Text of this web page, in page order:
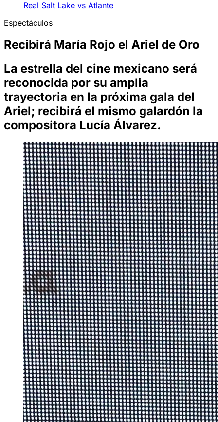
Real Salt Lake vs Atlante
Espectáculos
Recibirá María Rojo el Ariel de Oro
La estrella del cine mexicano será
reconocida por su amplia
trayectoria en la próxima gala del
Ariel; recibirá el mismo galardón la
compositora Lucía Álvarez.